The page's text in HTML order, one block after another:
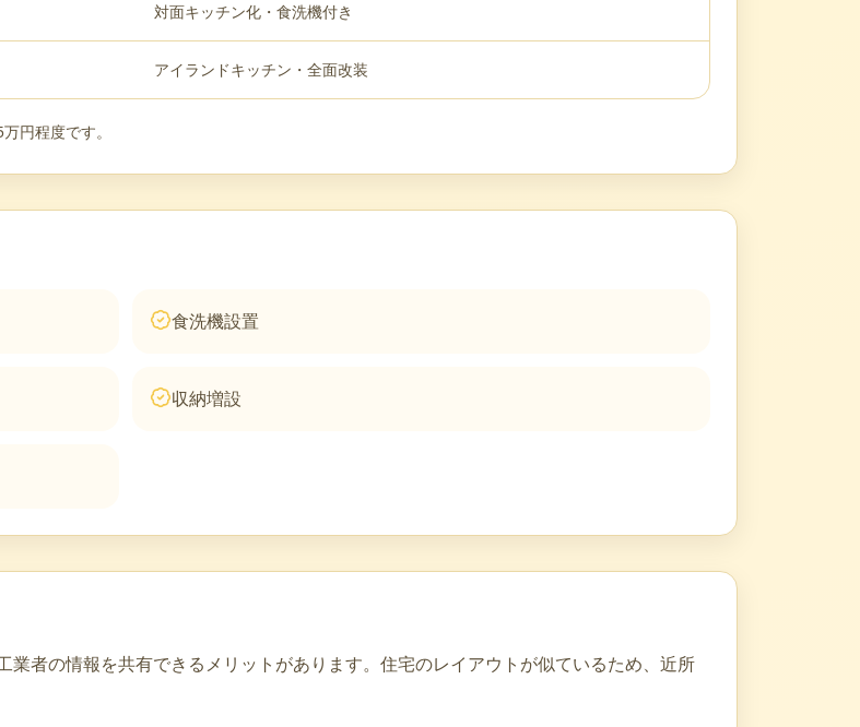
対面キッチン化・食洗機付き
アイランドキッチン・全面改装
円程度です。
食洗機設置
収納増設
者の情報を共有できるメリットがあります。住宅のレイアウトが似ているため、近所